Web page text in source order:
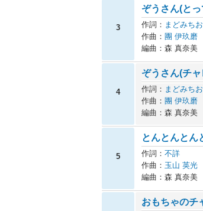
3
ぞうさん(と
作詞： まどみちお
作曲： 團 伊玖磨
編曲：森 真奈美
4
ぞうさん(チ
作詞： まどみちお
作曲： 團 伊玖磨
編曲：森 真奈美
5
とんとんとん
作詞： 不詳
作曲： 玉山 英光
編曲：森 真奈美
おもちゃのチ